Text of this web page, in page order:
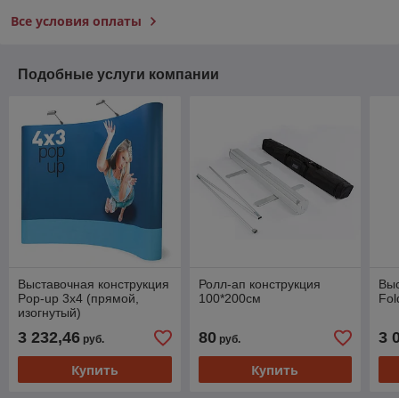
Все условия оплаты
Подобные услуги компании
Выставочная конструкция
Pop-up 3х4 (прямой,
изогнутый)
3 232,46 руб.
Купить
Ролл-ап конструкция
100*200см
80руб.
Купить
3